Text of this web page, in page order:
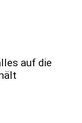
auf die